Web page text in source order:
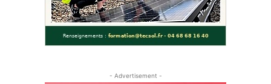
- Advertisement -